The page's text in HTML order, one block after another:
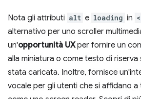
Nota gli attributi alt e loading in
alternativo per uno scroller
un'opportunità UXper fornire un
alla miniatura o come testo di riserva
stata caricata. Inoltre, fornisce
vocale per gli utenti che si affidano